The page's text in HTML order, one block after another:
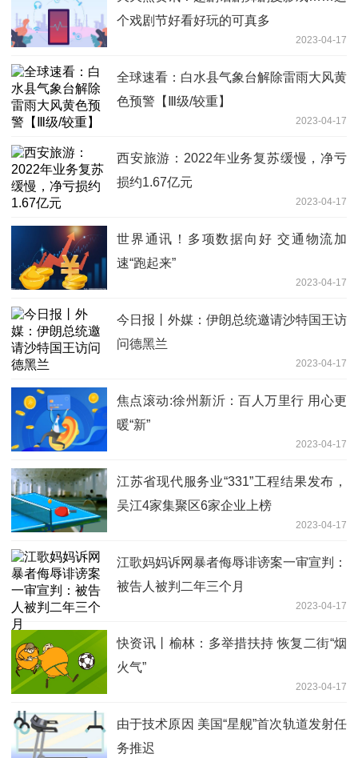
个戏剧节好看好玩的可真多
2023-04-17
全球速看：白水县气象台解除雷雨大风黄
色预警【Ⅲ级/较重】
2023-04-17
西安旅游：2022年业务复苏缓慢，净亏
损约1.67亿元
2023-04-17
世界通讯！多项数据向好 交通物流加
速“跑起来”
2023-04-17
今日报丨外媒：伊朗总统邀请沙特国王访
问德黑兰
2023-04-17
焦点滚动:徐州新沂：百人万里行 用心更
暖“新”
2023-04-17
江苏省现代服务业“331”工程结果发布，
吴江4家集聚区6家企业上榜
2023-04-17
江歌妈妈诉网暴者侮辱诽谤案一审宣判：
被告人被判二年三个月
2023-04-17
快资讯丨榆林：多举措扶持 恢复二街“烟
火气”
2023-04-17
由于技术原因 美国“星舰”首次轨道发射任
务推迟